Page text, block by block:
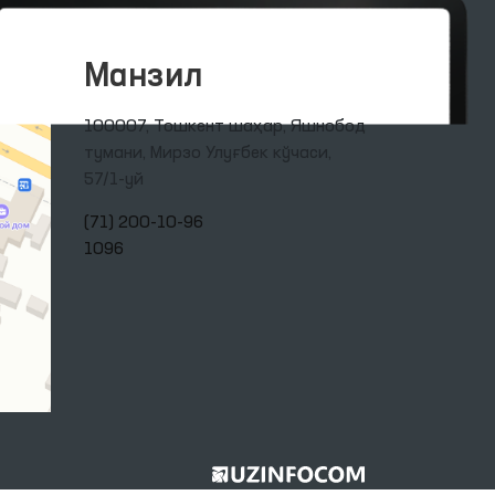
Манзил
100007, Тошкент шаҳар, Яшнобод
тумани, Мирзо Улуғбек кўчаси,
57/1-уй
(71) 200-10-96
1096